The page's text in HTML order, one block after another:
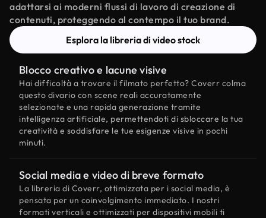
adattarsi ai moderni flussi di lavoro di creazione di
contenuti, proteggendo al contempo il tuo brand.
Esplora la libreria di video stock
Blocco creativo e lacune visive
Hai difficoltà a trovare il filmato perfetto? Coverr colma
questo divario con scene reali accuratamente
selezionate e una rapida generazione tramite
intelligenza artificiale, permettendoti di sbloccare la tua
creatività e soddisfare le tue esigenze visive in pochi
minuti.
Social media e video di breve formato
La libreria di Coverr, ottimizzata per i social media, è
pensata per un coinvolgimento immediato. I nostri
formati verticali e ottimizzati per dispositivi mobili ti